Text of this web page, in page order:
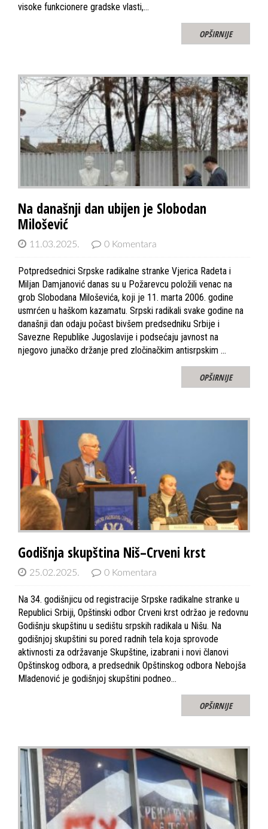
visoke funkcionere gradske vlasti,…
OPŠIRNIJE
Na današnji dan ubijen je Slobodan
Milošević
11.03.2025. 0 Komentara
Potpredsednici Srpske radikalne stranke Vjerica Radeta i
Miljan Damjanović danas su u Požarevcu položili venac na
grob Slobodana Miloševića, koji je 11. marta 2006. godine
usmrćen u haškom kazamatu. Srpski radikali svake godine na
današnji dan odaju počast bivšem predsedniku Srbije i
Savezne Republike Jugoslavije i podsećaju javnost na
njegovo junačko držanje pred zločinačkim antisrpskim …
OPŠIRNIJE
Godišnja skupština Niš–Crveni krst
25.02.2025. 0 Komentara
Na 34. godišnjicu od registracije Srpske radikalne stranke u
Republici Srbiji, Opštinski odbor Crveni krst održao je redovnu
Godišnju skupštinu u sedištu srpskih radikala u Nišu. Na
godišnjoj skupštini su pored radnih tela koja sprovode
aktivnosti za održavanje Skupštine, izabrani i novi članovi
Opštinskog odbora, a predsednik Opštinskog odbora Nebojša
Mladenović je godišnjoj skupštini podneo…
OPŠIRNIJE